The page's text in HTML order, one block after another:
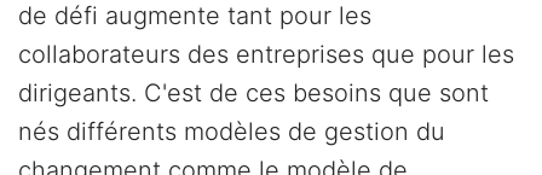
de défi augmente tant pour les
collaborateurs des entreprises que pour les
dirigeants. C'est de ces besoins que sont
nés différents modèles de gestion du